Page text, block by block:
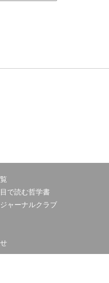
で読む哲学書
ャーナルクラブ